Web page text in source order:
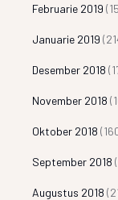
Februarie 2019
Januarie 2019
Desember 2018
November 2018
Oktober 2018
September 2018
Augustus 2018